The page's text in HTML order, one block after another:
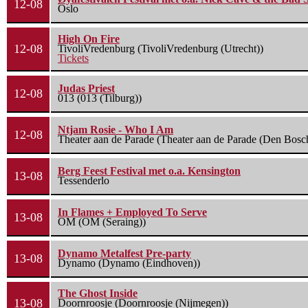
12-08
Oslo
12-08
High On Fire
TivoliVredenburg (TivoliVredenburg (Utrecht))
Tickets
12-08
Judas Priest
013 (013 (Tilburg))
12-08
Ntjam Rosie - Who I Am
Theater aan de Parade (Theater aan de Parade (Den
13-08
Berg Feest Festival met o.a. Kensington
Tessenderlo
13-08
In Flames + Employed To Serve
OM (OM (Seraing))
13-08
Dynamo Metalfest Pre-party
Dynamo (Dynamo (Eindhoven))
13-08
The Ghost Inside
Doornroosje (Doornroosje (Nijmegen))